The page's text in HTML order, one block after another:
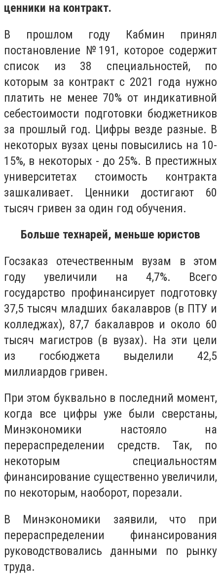
ценники на контракт.
В прошлом году Кабмин принял
постановление №191, которое содержит
список из 38 специальностей, по
которым за контракт с 2021 года нужно
платить не менее 70% от индикативной
себестоимости подготовки бюджетников
за прошлый год. Цифры везде разные. В
некоторых вузах цены повысились на 10-
15%, в некоторых - до 25%. В престижных
университетах стоимость контракта
зашкаливает. Ценники достигают 60
тысяч гривен за один год обучения.
Больше технарей, меньше юристов
Госзаказ отечественным вузам в этом
году увеличили на 4,7%. Всего
государство профинансирует подготовку
37,5 тысяч младших бакалавров (в ПТУ и
колледжах), 87,7 бакалавров и около 60
тысяч магистров (в вузах). На эти цели
из госбюджета выделили 42,5
миллиардов гривен.
При этом буквально в последний момент,
когда все цифры уже были сверстаны,
Минэкономики настояло на
перераспределении средств. Так, по
некоторым специальностям
финансирование существенно увеличили,
по некоторым, наоборот, порезали.
В Минэкономики заявили, что при
перераспределении финансирования
руководствовались данными по рынку
труда.